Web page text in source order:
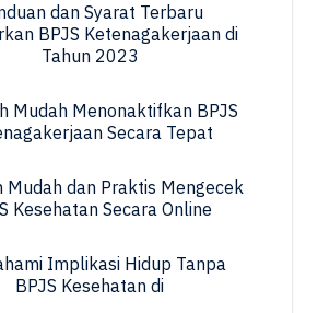
dan Syarat Terbaru
BPJS Ketenagakerjaan di
Tahun 2023
Mudah Menonaktifkan BPJS
Secara Tepat
Mudah dan Praktis Mengecek
Kesehatan Secara Online
Implikasi Hidup Tanpa
BPJS Kesehatan di